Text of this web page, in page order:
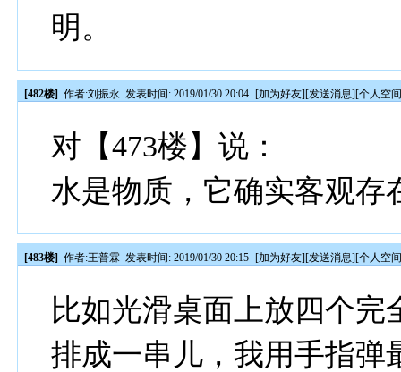
明。
[482楼] 作者:刘振永 发表时间: 2019/01/30 20:04 [加为好友][发送消息][个人空
对【473楼】说：
水是物质，它确实客观存
[483楼] 作者:王普霖 发表时间: 2019/01/30 20:15 [加为好友][发送消息][个人空
比如光滑桌面上放四个
排成一串儿，我用手指弹